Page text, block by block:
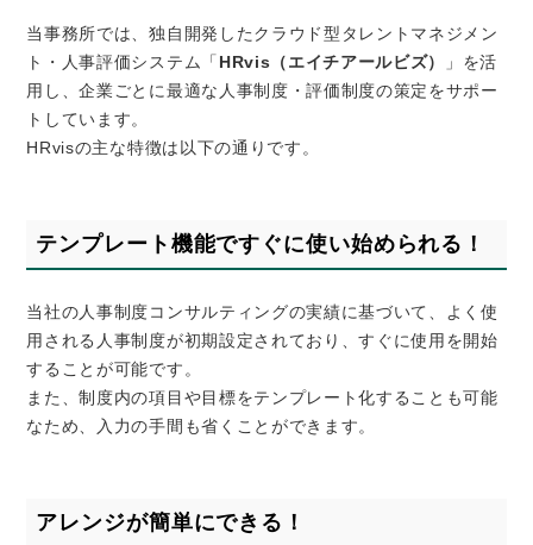
当事務所では、独自開発したクラウド型タレントマネジメン
ト・人事評価システム「 HRvis （エイチアールビズ）
」を活
用し、企業ごとに最適な人事制度・評価制度の策定をサポー
トしています。
HRvisの主な特徴は以下の通りです。
テンプレート機能ですぐに使い始められる！
当社の人事制度コンサルティングの実績に基づいて、よく使
用される人事制度が初期設定されており、すぐに使用を開始
することが可能です。
また、制度内の項目や目標をテンプレート化することも可能
なため、入力の手間も省くことができます。
アレンジが簡単にできる！